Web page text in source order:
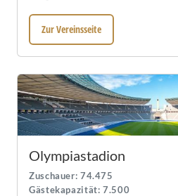
Zur Vereinsseite
Olympiastadion
Zuschauer: 74.475
Gästekapazität: 7.500